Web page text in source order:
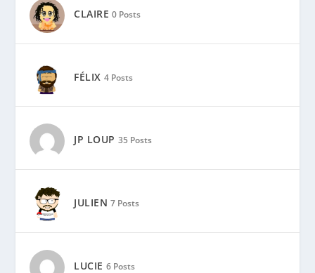
CLAIRE 0 Posts
FÉLIX 4 Posts
JP LOUP 35 Posts
JULIEN 7 Posts
LUCIE 6 Posts